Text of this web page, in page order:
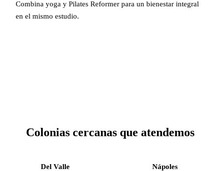
Combina yoga y Pilates Reformer para un bienestar integral
en el mismo estudio.
Colonias cercanas que atendemos
Del Valle Nápoles